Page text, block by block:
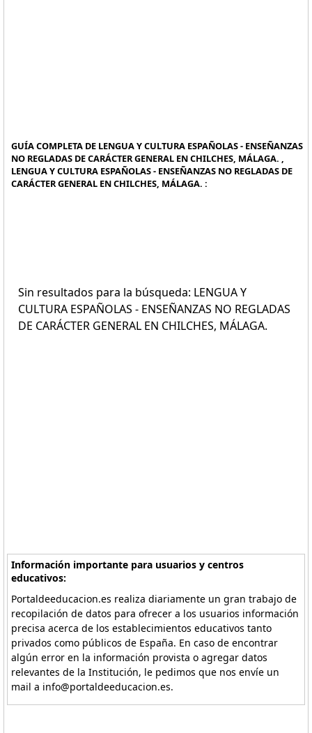
GUÍA COMPLETA DE LENGUA Y CULTURA ESPAÑOLAS - ENSEÑANZAS
NO REGLADAS DE CARÁCTER GENERAL EN CHILCHES, MÁLAGA. ,
LENGUA Y CULTURA ESPAÑOLAS - ENSEÑANZAS NO REGLADAS DE
CARÁCTER GENERAL EN CHILCHES, MÁLAGA. :
Sin resultados para la búsqueda: LENGUA Y
CULTURA ESPAÑOLAS - ENSEÑANZAS NO REGLADAS
DE CARÁCTER GENERAL EN CHILCHES, MÁLAGA.
Información importante para usuarios y centros
educativos:
Portaldeeducacion.es realiza diariamente un gran trabajo de
recopilación de datos para ofrecer a los usuarios información
precisa acerca de los establecimientos educativos tanto
privados como públicos de España. En caso de encontrar
algún error en la información provista o agregar datos
relevantes de la Institución, le pedimos que nos envíe un
mail a info@portaldeeducacion.es.